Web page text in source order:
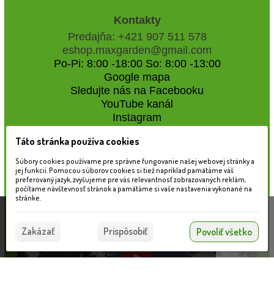
Kontakty
Predajňa: +421 907 511 578
eshop.maxgarden@gmail.com
Po-Pi: 8:00 -18:00 So: 8:00 -13:00
Google mapa
Sledujte nás na Facebooku
YouTube kanál
Instagram
Naše záhradné centrum
Táto stránka používa súbory cookies, ktoré nám
pomáhajú poskytovať služby. Používaním našich
služieb vyjadrujete súhlas s používaním súborov
Súhlasím
Táto stránka používa cookies
Súbory cookies používame pre správne fungovanie našej webovej stránky a
jej funkcií. Pomocou súborov cookies si tiež napríklad pamätáme váš
preferovaný jazyk, zvyšujeme pre vás relevantnosť zobrazovaných reklám,
počítame návštevnosť stránok a pamätáme si vaše nastavenia vykonané na
stránke.
Zakázať Prispôsobiť Povoliť všetko